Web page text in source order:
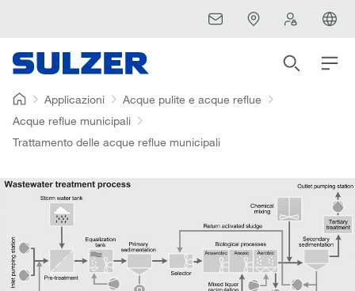
Applicazioni
Acque pulite e acque reflue
Acque reflue municipali
Trattamento delle acque reflue municipali